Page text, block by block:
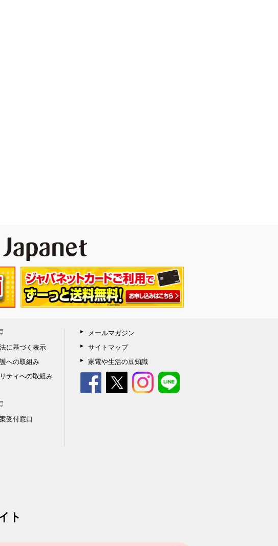
に基づく表示
への取組み
ティへの取組み
受付窓口
メールマガジン
サイトマップ
家電や生活の豆知識
ト